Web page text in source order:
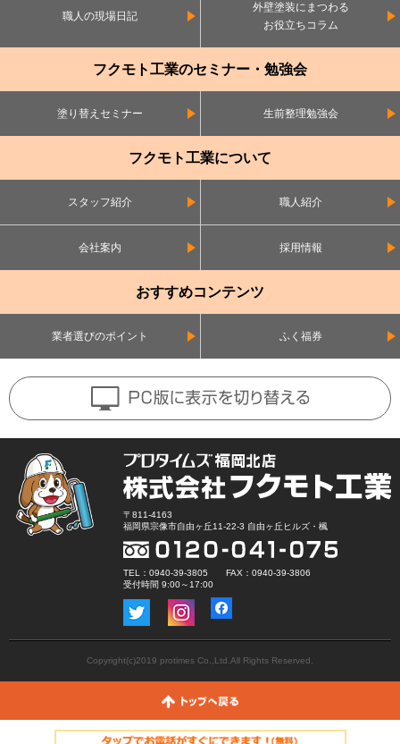
職人の現場日記
外壁塗装にまつわる
お役立ちコラム
フクモト工業のセミナー・勉強会
塗り替えセミナー 生前整理勉強会
フクモト工業について
スタッフ紹介 職人紹介
会社案内 採用情報
おすすめコンテンツ
業者選びのポイント ふく福券
〒811-4163
福岡県宗像市自由ヶ丘11-22-3 自由ヶ丘ヒルズ・楓
TEL：0940-39-3805 FAX：0940-39-3806
受付時間 9:00～17:00
Copyright(c)2019 protimes Co.,Ltd.All Rights Reserved.